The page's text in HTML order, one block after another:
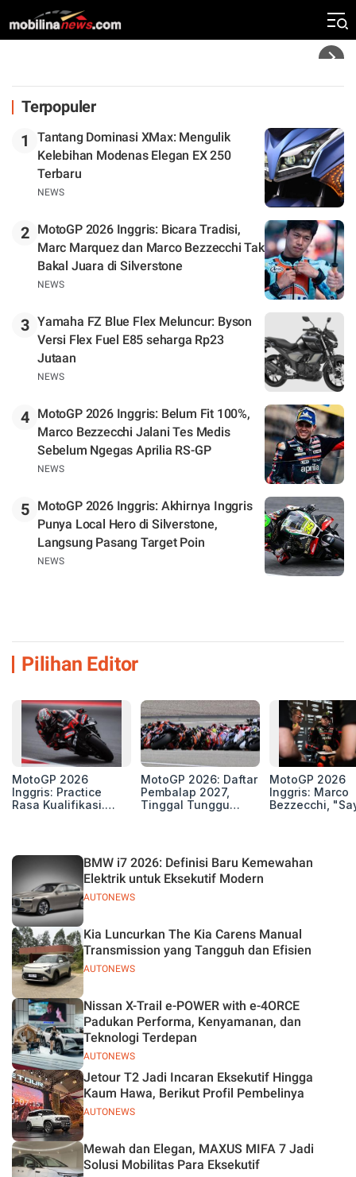
Rekor Kecepatan Silverstone!
Terpopuler
1
Tantang Dominasi XMax: Mengulik
Kelebihan Modenas Elegan EX 250
Terbaru
NEWS
2
MotoGP 2026 Inggris: Bicara Tradisi,
Marc Marquez dan Marco Bezzecchi Tak
Bakal Juara di Silverstone
NEWS
3 Yamaha FZ Blue Flex Meluncur: Byson
Versi Flex Fuel E85 seharga Rp23
Jutaan
NEWS
4
MotoGP 2026 Inggris: Belum Fit 100%,
Marco Bezzecchi Jalani Tes Medis
Sebelum Ngegas Aprilia RS-GP
NEWS
5
MotoGP 2026 Inggris: Akhirnya Inggris
Punya Local Hero di Silverstone,
Langsung Pasang Target Poin
NEWS
Pilihan Editor
MotoGP 2026
Inggris: Practice
Rasa Kualifikasi.
Silverstone!
MotoGP 2026: Daftar
Pembalap 2027,
Tinggal Tunggu
MotoGP 2026
Inggris: Marco
Bezzecchi,
AUTONEWS
BMW i7 2026: Definisi Baru Kemewahan
Elektrik untuk Eksekutif Modern
AUTONEWS
Kia Luncurkan The Kia Carens Manual
Transmission yang Tangguh dan Efisien
AUTONEWS
Nissan X-Trail e-POWER with e-4ORCE
Padukan Performa, Kenyamanan, dan
Teknologi Terdepan
AUTONEWS
Jetour T2 Jadi Incaran Eksekutif Hingga
Kaum Hawa, Berikut Profil Pembelinya
Mewah dan Elegan, MAXUS MIFA 7 Jadi
Solusi Mobilitas Para Eksekutif